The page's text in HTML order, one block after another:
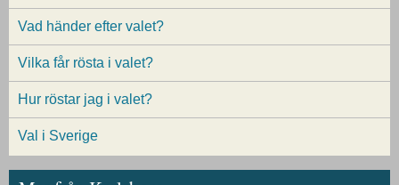
Vad händer efter valet?
Vilka får rösta i valet?
Hur röstar jag i valet?
Val i Sverige